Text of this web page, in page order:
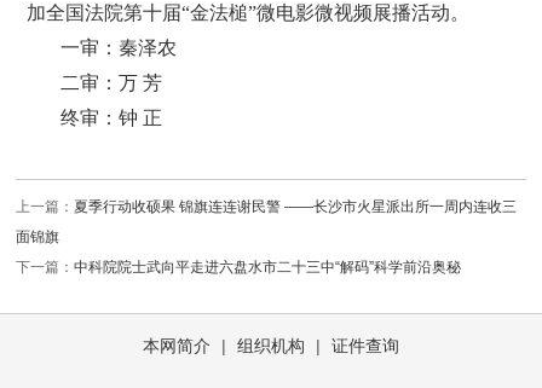
加全国法院第十届“金法槌”微电影微视频展播活动。
一审：秦泽农
二审：万 芳
终审：钟 正
上一篇： 夏季行动收硕果 锦旗连连谢民警 ——长沙市火星派出所一周内连收三
面锦旗
下一篇：中科院院士武向平走进六盘水市二十三中“解码”科学前沿奥秘
本网简介 | 组织机构 | 证件查询